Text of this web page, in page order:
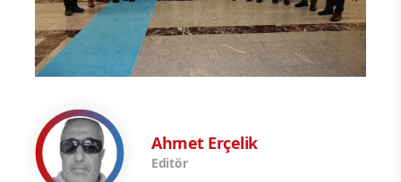
Ahmet Erçelik
Editör